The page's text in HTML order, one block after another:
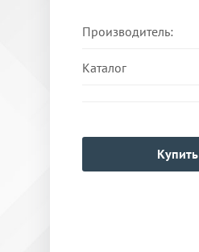
Производитель:
Каталог
Купить